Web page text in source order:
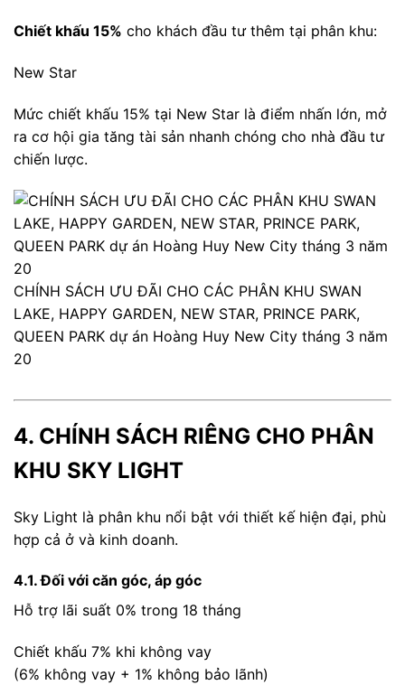
Chiết khấu 15% cho khách đầu tư thêm tại phân khu:
New Star
Mức chiết khấu 15% tại New Star là điểm nhấn lớn, mở
ra cơ hội gia tăng tài sản nhanh chóng cho nhà đầu tư
chiến lược.
CHÍNH SÁCH ƯU ĐÃI CHO CÁC PHÂN KHU SWAN
LAKE, HAPPY GARDEN, NEW STAR, PRINCE PARK,
QUEEN PARK dự án Hoàng Huy New City tháng 3 năm
20
4. CHÍNH SÁCH RIÊNG CHO PHÂN
KHU SKY LIGHT
Sky Light là phân khu nổi bật với thiết kế hiện đại, phù
hợp cả ở và kinh doanh.
4.1. Đối với căn góc, áp góc
Hỗ trợ lãi suất 0% trong 18 tháng
Chiết khấu 7% khi không vay
(6% không vay + 1% không bảo lãnh)